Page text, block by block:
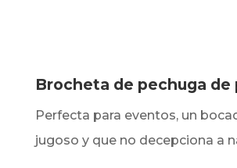
Brocheta de pechuga de
Perfecta para eventos, un
jugoso y que no decepciona a